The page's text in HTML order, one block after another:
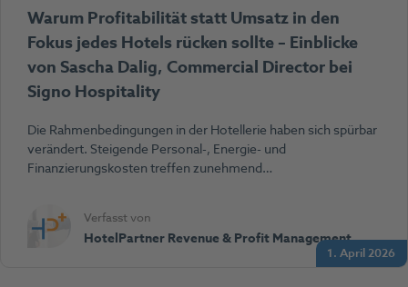
1. April 2026
Warum Profitabilität statt Umsatz in den
Fokus jedes Hotels rücken sollte – Einblicke
von Sascha Dalig, Commercial Director bei
Signo Hospitality
Die Rahmenbedingungen in der Hotellerie haben sich spürbar
verändert. Steigende Personal-, Energie- und
Finanzierungskosten treffen zunehmend…
Verfasst von
HotelPartner Revenue & Profit Management